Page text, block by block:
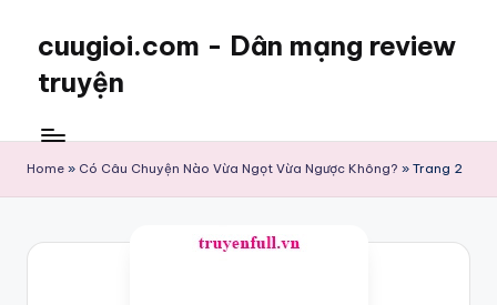
cuugioi.com - Dân mạng review
truyện
Home » Có Câu Chuyện Nào Vừa Ngọt Vừa Ngược Không? » Trang 2